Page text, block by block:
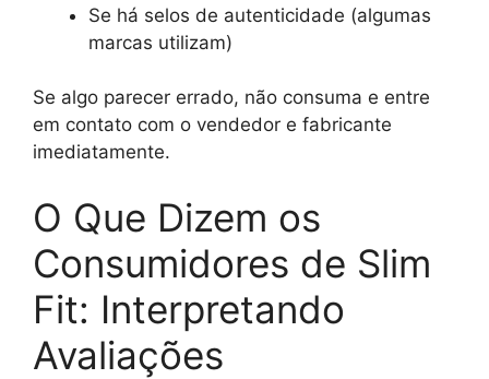
Se há selos de autenticidade (algumas
marcas utilizam)
Se algo parecer errado, não consuma e entre
em contato com o vendedor e fabricante
imediatamente.
O Que Dizem os
Consumidores de Slim
Fit: Interpretando
Avaliações